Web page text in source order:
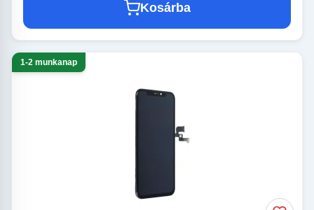
Kosárba
1-2 munkanap